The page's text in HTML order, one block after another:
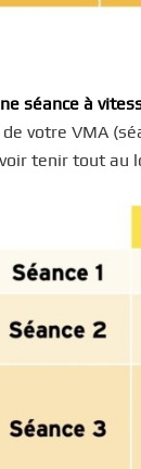
séance à
votre VMA
tenir tout au